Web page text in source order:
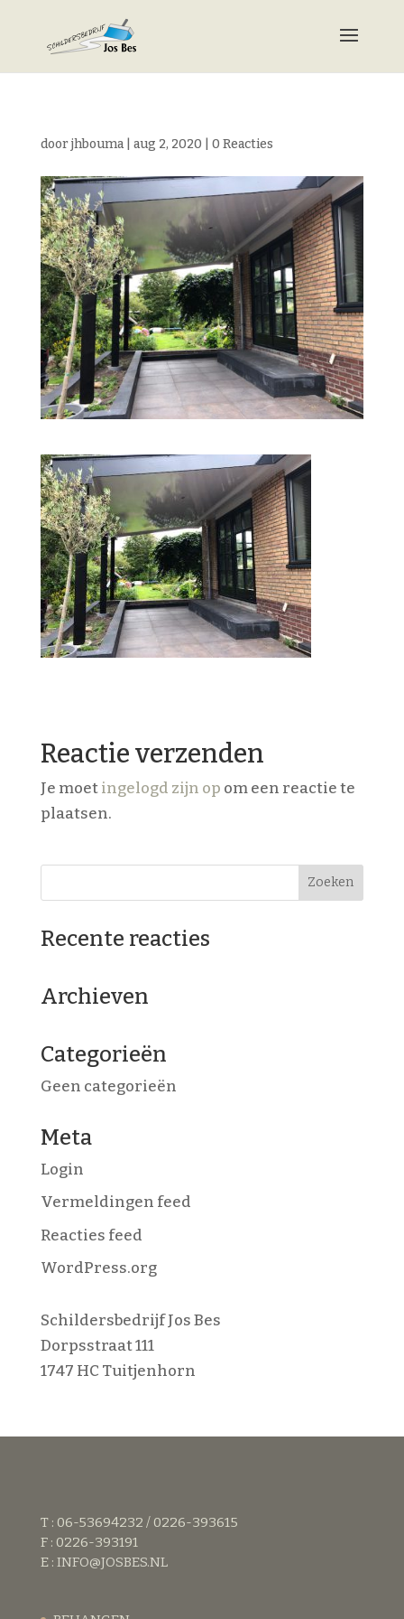
doorjhbouma| aug 2, 2020 0 Reacties
Reactie verzenden
Je moetingelogd zijn op om een reactie te
plaatsen.
Recente reacties
Archieven
Categorieën
Geen categorieën
Meta
Login
Vermeldingen feed
Reacties feed
WordPress.org
Schildersbedrijf Jos Bes
Dorpsstraat 111
1747 HC Tuitjenhorn
T : 06-53694232 / 0226-393615
F : 0226-393191
E : INFO@JOSBES.NL